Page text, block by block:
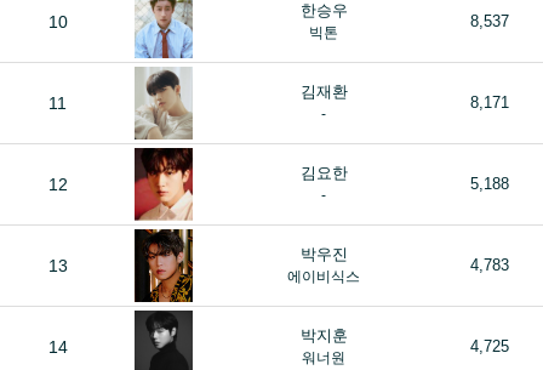
10
한승우
빅톤
8,537
11
김재환
-
8,171
12
김요한
-
5,188
13
박우진
에이비식스
4,783
14
박지훈
워너원
4,725